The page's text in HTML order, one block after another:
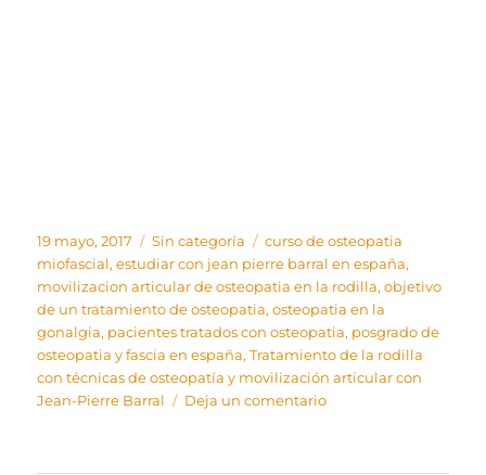
Publicado
el
19 mayo, 2017 Categorías
Sin categoría Etiquetas
curso de osteopatia
miofascial,estudiar con jean pierre barral en españa,
movilizacion articular de osteopatia en la rodilla,objetivo
de un tratamiento de osteopatia,osteopatia en la
gonalgia, pacientes tratados con osteopatia, posgrado de
osteopatia y fascia en españa,Tratamiento de la rodilla
con técnicas de osteopatía y movilización articular con
Jean-Pierre Barral
Deja un comentarioen